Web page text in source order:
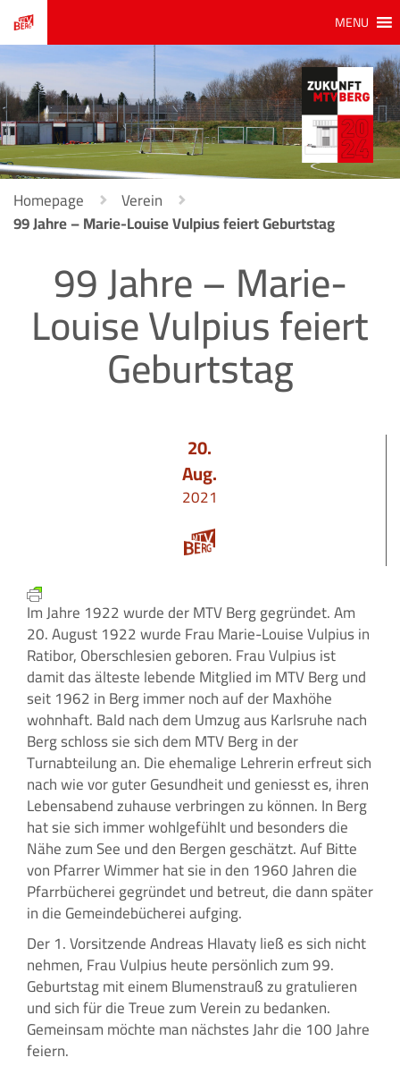
MENU
Homepage
Verein
99 Jahre – Marie-Louise Vulpius feiert Geburtstag
99 Jahre – Marie-
Louise Vulpius feiert
Geburtstag
20.
Aug.
2021
Im Jahre 1922 wurde der MTV Berg gegründet. Am
20. August 1922 wurde Frau Marie-Louise Vulpius in
Ratibor, Oberschlesien geboren. Frau Vulpius ist
damit das älteste lebende Mitglied im MTV Berg und
seit 1962 in Berg immer noch auf der Maxhöhe
wohnhaft. Bald nach dem Umzug aus Karlsruhe nach
Berg schloss sie sich dem MTV Berg in der
Turnabteilung an. Die ehemalige Lehrerin erfreut sich
nach wie vor guter Gesundheit und geniesst es, ihren
Lebensabend zuhause verbringen zu können. In Berg
hat sie sich immer wohlgefühlt und besonders die
Nähe zum See und den Bergen geschätzt. Auf Bitte
von Pfarrer Wimmer hat sie in den 1960 Jahren die
Pfarrbücherei gegründet und betreut, die dann später
in die Gemeindebücherei aufging.
Der 1. Vorsitzende Andreas Hlavaty ließ es sich nicht
nehmen, Frau Vulpius heute persönlich zum 99.
Geburtstag mit einem Blumenstrauß zu gratulieren
und sich für die Treue zum Verein zu bedanken.
Gemeinsam möchte man nächstes Jahr die 100 Jahre
feiern.